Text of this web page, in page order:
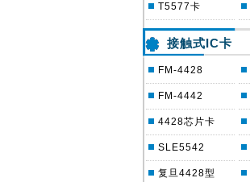
T5577卡
接触式IC卡
FM-4428
FM-4442
4428芯片卡
SLE5542
复旦4428型